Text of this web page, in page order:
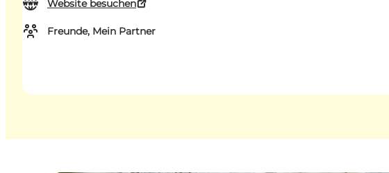
Website besuchen
Freunde, Mein Partner